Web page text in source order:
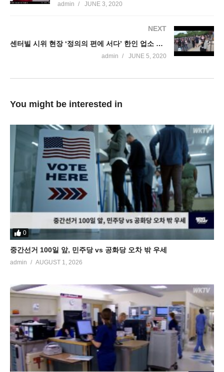
admin JUNE 3, 2020
NEXT
센터빌 시위 현장 ‘정의의 편에 서다’ 한인 업소 긴장된 하루
admin JUNE 5, 2020
You might be interested in
0
중간선거 100일 앞, 민주당 vs 공화당 오차 밖 우세
admin AUGUST 1, 2026